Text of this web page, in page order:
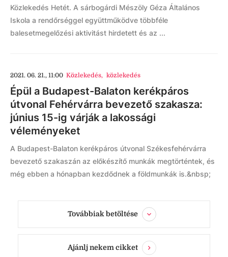
Közlekedés Hetét. A sárbogárdi Mészöly Géza Általános
Iskola a rendőrséggel együttműködve többféle
balesetmegelőzési aktivitást hirdetett és az ...
2021. 06. 21., 11:00 Közlekedés, közlekedés
Épül a Budapest-Balaton kerékpáros
útvonal Fehérvárra bevezető szakasza:
június 15-ig várják a lakossági
véleményeket
A Budapest-Balaton kerékpáros útvonal Székesfehérvárra
bevezető szakaszán az előkészítő munkák megtörténtek, és
még ebben a hónapban kezdődnek a földmunkák is.&nbsp;
Továbbiak betöltése
Ajánlj nekem cikket